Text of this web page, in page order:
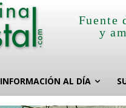
Fuente
y
INFORMACIÓN AL DÍA